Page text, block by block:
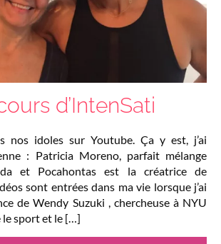
d’IntenSati
nos idoles sur Youtube. Ça y est, j’ai
: Patricia Moreno, parfait mélange
et Pocahontas est la créatrice de
sont entrées dans ma vie lorsque j’ai
de Wendy Suzuki , chercheuse à NYU
le sport et le […]